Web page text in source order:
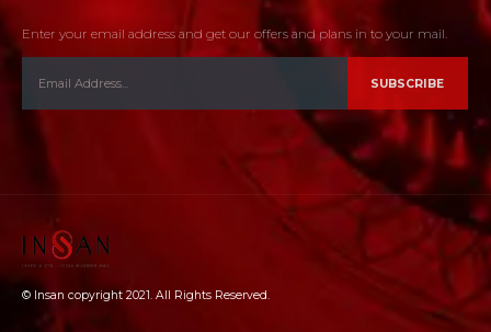
Enter your email address and get our offers and plans in to your mail.
© Insan copyright 2021. All Rights Reserved.